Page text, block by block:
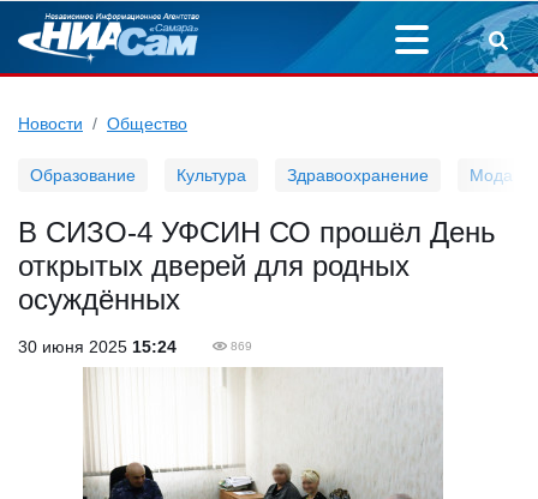
Новости Общество
Образование Культура Здравоохранение Мода
В СИЗО-4 УФСИН СО прошёл День
открытых дверей для родных
осуждённых
30 июня 2025 15:24 869